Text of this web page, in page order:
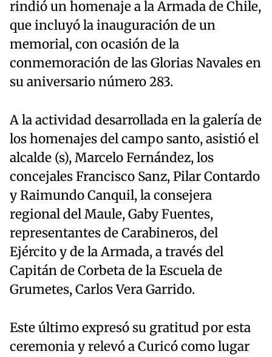
rindió un homenaje a la Armada de Chile,
que incluyó la inauguración de un
memorial, con ocasión de la
conmemoración de las Glorias Navales en
su aniversario número 283.
A la actividad desarrollada en la galería de
los homenajes del campo santo, asistió el
alcalde (s), Marcelo Fernández, los
concejales Francisco Sanz, Pilar Contardo
y Raimundo Canquil, la consejera
regional del Maule, Gaby Fuentes,
representantes de Carabineros, del
Ejército y de la Armada, a través del
Capitán de Corbeta de la Escuela de
Grumetes, Carlos Vera Garrido.
Este último expresó su gratitud por esta
ceremonia y relevó a Curicó como lugar